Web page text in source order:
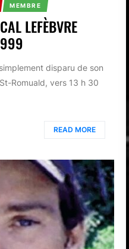
MEMBRE
LEFÈBVRE
disparu de son
Romuald, vers 13 h 30
READ MORE